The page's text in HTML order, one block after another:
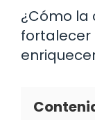
¿Cómo la
fortalecer